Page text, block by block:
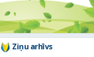
Ziņu arhīvs